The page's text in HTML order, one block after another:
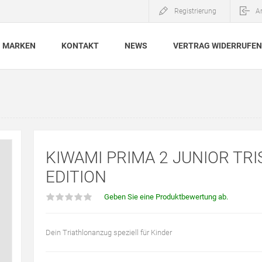
Registrierung
MARKEN KONTAKT NEWS VERTRAG WIDERRUFEN
KIWAMI PRIMA 2 JUNIOR
EDITION
Geben Sie eine Produktbewertung ab.
Dein Triathlonanzug speziell für Kinder